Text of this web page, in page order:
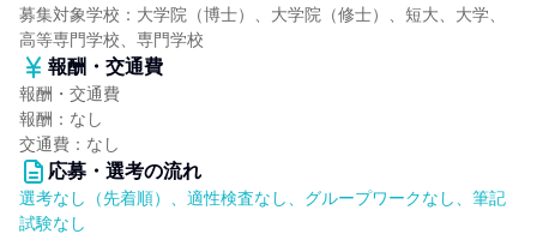
募集対象学校：大学院（博士）、大学院（修士）、短大、大学、
高等専門学校、専門学校
報酬・交通費
報酬・交通費
報酬：なし
交通費：なし
応募・選考の流れ
選考なし（先着順）、適性検査なし、グループワークなし、筆記
試験なし